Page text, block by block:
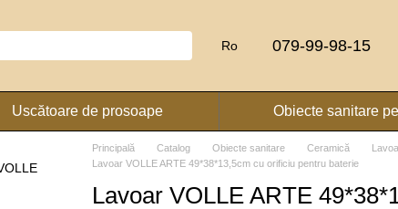
Ro 079-99-98-15
Uscătoare de prosoape Obiecte sanitare
Principală Catalog Obiecte sanitare Ceramică
Lavoar VOLLE ARTE 49*38*13,5cm cu orificiu pentru baterie
Lavoar VOLLE ARTE